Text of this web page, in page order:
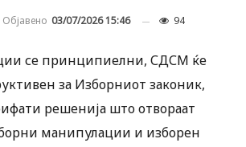
Објавено 03/07/2026 15:46 94
се принципиелни, СДСМ ќе
за Изборниот законик,
решенија што отвораат
манипулации и изборен